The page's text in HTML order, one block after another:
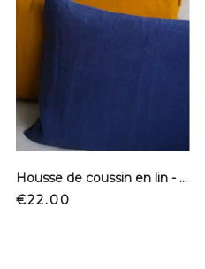
Housse de coussin en lin - Bleu nuit
Price
€22.00